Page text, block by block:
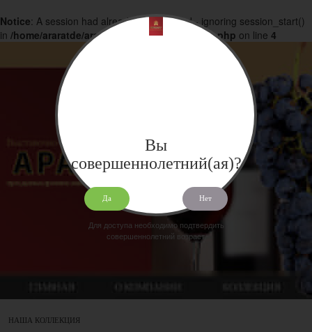
Notice: A session had already been started - ignoring session_start()
in /home/araratde/araratdeg.ru/docs/products.php on line 4
НАША КОЛЛЕКЦИЯ
Вы
совершеннолетний(ая)?
Да Нет
Для доступа необходимо подтвердить
совершеннолетний возраст.